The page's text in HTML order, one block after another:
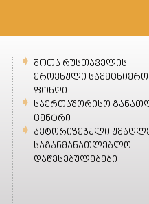
შოთა რუსთაველის
ეროვნული სამეცნიერო
ფონდი
საერთაშორისო
ცენტრი
ავტორიზებული
საგანმანათლებლო
დაწესებულებები